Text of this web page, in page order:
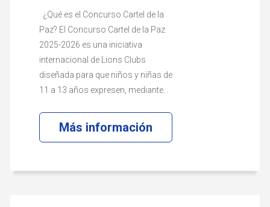
¿Qué es el Concurso Cartel de la
Paz? El Concurso Cartel de la Paz
2025-2026 es una iniciativa
internacional de Lions Clubs
diseñada para que niños y niñas de
11 a 13 años expresen, mediante...
Más información